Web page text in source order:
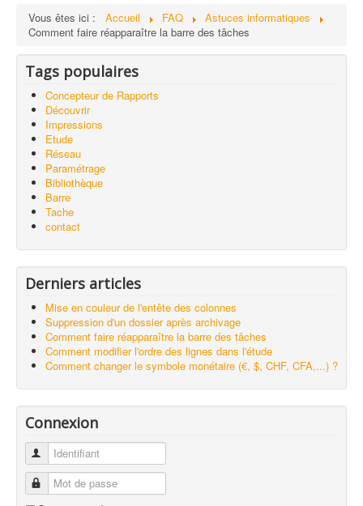
Vous êtes ici : Accueil FAQ
Astuces informatiques
Comment faire réapparaître la barre des tâches
Tags populaires
Concepteur de Rapports
Découvrir
Impressions
Etude
Réseau
Paramétrage
Bibliothèque
Barre
Tache
contact
Derniers articles
Mise en couleur de l'entête des colonnes
Suppression d'un dossier après archivage
Comment faire réapparaître la barre des tâches
Comment modifier l'ordre des lignes dans l'étude
Comment changer le symbole monétaire (€, $, CHF, CFA,...) ?
Connexion
Identifiant
Mot de passe